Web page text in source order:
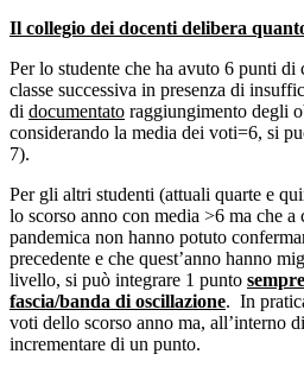
Il collegio dei docenti delibera
Per lo studente che ha avuto 6 punti di
classe successiva in presenza di
di documentato raggiungimento degli
considerando la media dei voti=6, si
7).
Per gli altri studenti (attuali quarte e
lo scorso anno con media >6 ma che a
pandemica non hanno potuto
precedente e che quest’anno hanno
livello, si può integrare 1 punto
fascia/banda di oscillazione. In
voti dello scorso anno ma, all’interno
incrementare di un punto.